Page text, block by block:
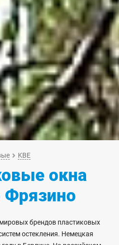
KBE
окна
Фрязино
брендов пластиковых
остекления. Немецкая